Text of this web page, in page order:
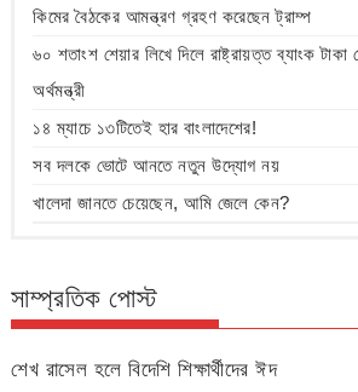
কিমের বৈঠকের আমন্ত্রণ গ্রহণ করেছেন ট্রাম্প
৬০ শতাংশ শেয়ার লিখে দিলে রাষ্ট্রায়ত্ত ব্যাংক টাকা
অর্থমন্ত্রী
১৪ ম্যাচে ১৩টিতেই হার বাংলাদেশের!
সব দলকে ভোটে আনতে নতুন উদ্যোগ নয়
খালেদা জানতে চেয়েছেন, আমি জেলে কেন?
সাম্প্রতিক পোস্ট
শেখ রাসেল হলে বিদেশি শিক্ষার্থীদের ঈদ